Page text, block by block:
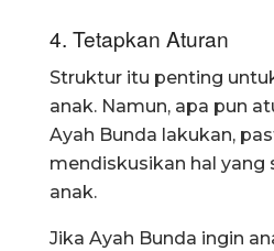
4. Tetapkan Aturan
Struktur itu penting
anak. Namun, apa pun
Ayah Bunda lakukan,
mendiskusikan hal yang
anak.
Jika Ayah Bunda ingin